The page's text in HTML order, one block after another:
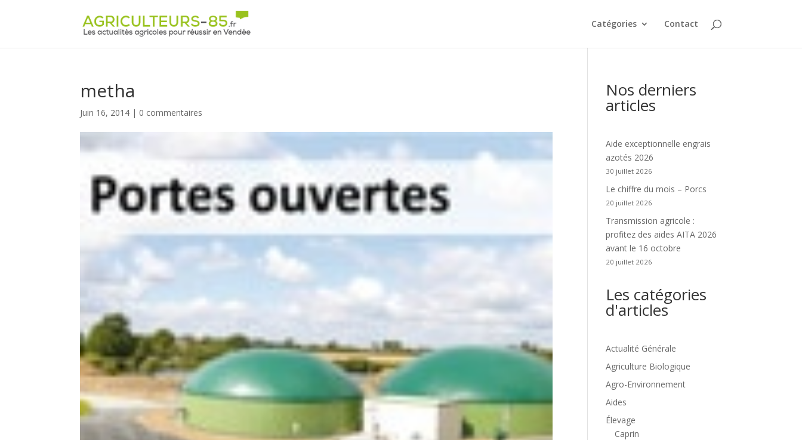
Catégories Contact
metha
Juin 16, 2014 | 0 commentaires
Nos derniers
articles
Aide exceptionnelle engrais
azotés 2026
30 juillet 2026
Le chiffre du mois – Porcs
20 juillet 2026
Transmission agricole :
profitez des aides AITA 2026
avant le 16 octobre
20 juillet 2026
Les catégories
d'articles
Actualité Générale
Agriculture Biologique
Agro-Environnement
Aides
Élevage
Caprin